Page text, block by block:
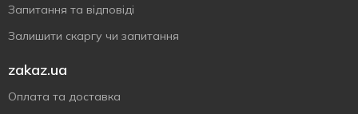
Запитання та відповіді
Залишити скаргу чи запитання
zakaz.ua
Оплата та доставка